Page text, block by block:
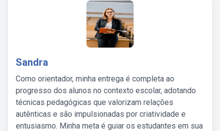
Sandra
Como orientador, minha entrega é completa ao
progresso dos alunos no contexto escolar, adotando
técnicas pedagógicas que valorizam relações
autênticas e são impulsionadas por criatividade e
entusiasmo. Minha meta é guiar os estudantes em sua